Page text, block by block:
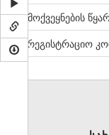
გამოქვეყნების
სარეგისტრაციო